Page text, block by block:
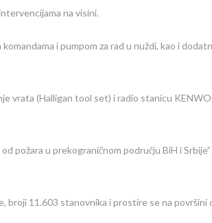
na visini.
i pumpom za rad u nuždi, kao i
vrata (Halligan tool set) i radio stanicu
požara u prekograničnom području BiH i
11.603 stanovnika i prostire se na površini